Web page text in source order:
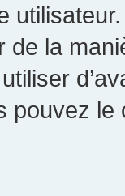
de la
pouvez